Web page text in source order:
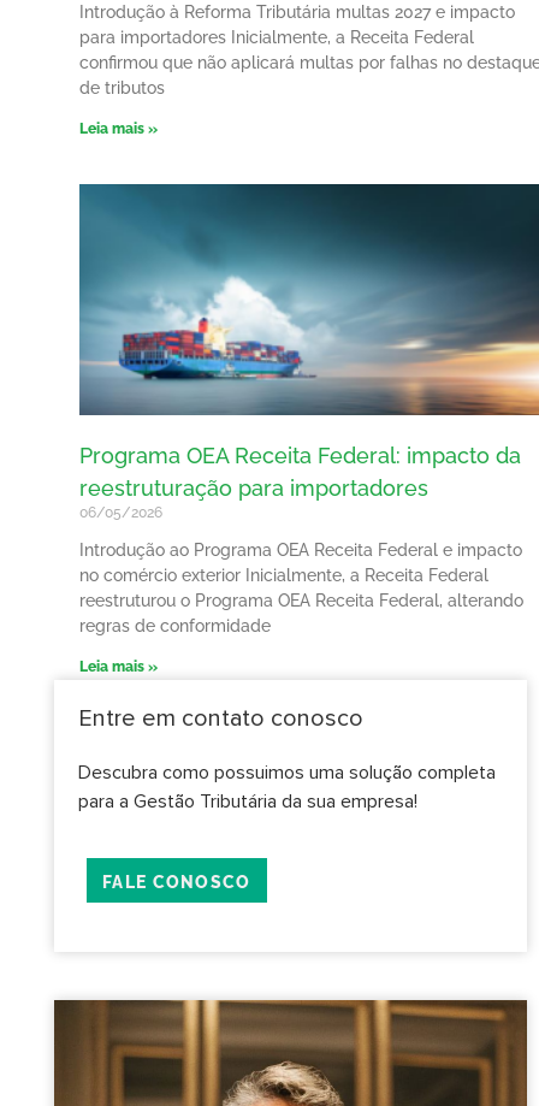
Introdução à Reforma Tributária multas 2027 e impacto
para importadores Inicialmente, a Receita Federal
confirmou que não aplicará multas por falhas no
de tributos
Leia mais »
Programa OEA Receita Federal: impacto da
reestruturação para importadores
06/05/2026
Introdução ao Programa OEA Receita Federal e impacto
no comércio exterior Inicialmente, a Receita Federal
reestruturou o Programa OEA Receita Federal, alterando
regras de conformidade
Leia mais »
Entre em contato conosco
Descubra como possuimos uma solução completa
para a Gestão Tributária da sua empresa!
FALE CONOSCO